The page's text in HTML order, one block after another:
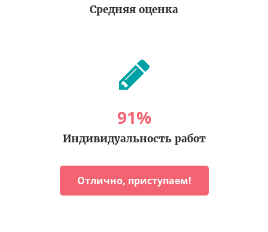
Средняя оценка
91%
Индивидуальность работ
Отлично, приступаем!